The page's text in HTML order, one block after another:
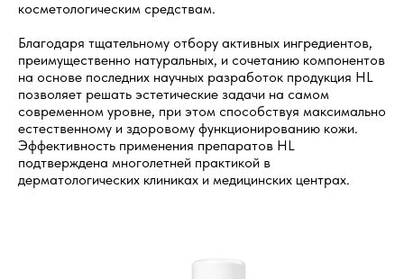
косметологическим средствам.
Благодаря тщательному отбору активных ингредиентов,
преимущественно натуральных, и сочетанию компонентов
на основе последних научных разработок продукция HL
позволяет решать эстетические задачи на самом
современном уровне, при этом способствуя максимально
естественному и здоровому функционированию кожи.
Эффективность применения препаратов HL
подтверждена многолетней практикой в
дерматологических клиниках и медицинских центрах.